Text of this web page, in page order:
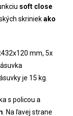
soft close
skriniekako
mm, 5x
je 15 kg.
s policou a
. Na ľavej strane